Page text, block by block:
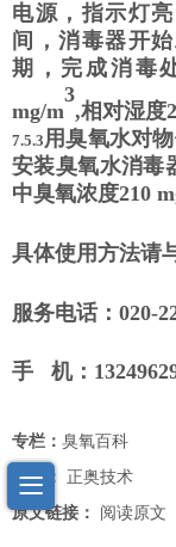
电源，指示灯
间，消毒器开
期，完成消毒
mg/m
3
,相对湿度
7.5.3用臭氧水对
安装臭氧水消毒
中臭氧浓度210
具体使用方法请
服务电话：020-
手 机：
专栏： 臭氧百科
作者：
正奥技术
原文链接：
阅读原文